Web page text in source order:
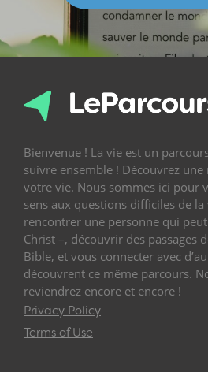
Bienvenue ! La vie est un
suivre ensemble ! Découvrez
votre vie. Nous sommes ici pour
sens aux questions difficiles de
rencontrer une personne qui
Christ –, découvrir des passages
Bible, et vous connecter avec
découvrent ce même parcours.
reviendrez encore et encore !
Privacy Policy
Terms of Use